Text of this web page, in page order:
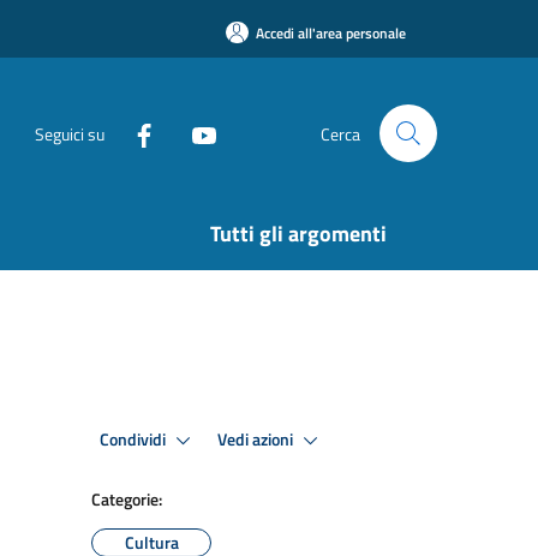
Accedi all'area personale
Seguici su Cerca
Tutti gli argomenti
Condividi Vedi azioni
Categorie:
Cultura